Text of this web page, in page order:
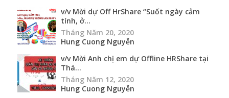
v/v Mời dự Off HrShare “Suốt ngày cảm
tính, ở...
Tháng Năm 20, 2020
Hung Cuong Nguyễn
v/v Mời Anh chị em dự Offline HRShare tại
Thá...
Tháng Năm 12, 2020
Hung Cuong Nguyễn